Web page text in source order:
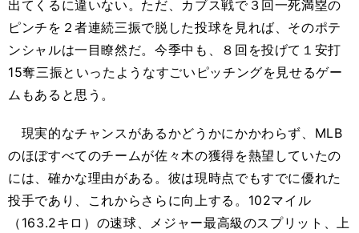
出てくるに違いない。ただ、カブス戦で３回一死満塁の
ピンチを２者連続三振で脱した投球を見れば、そのポテ
ンシャルは一目瞭然だ。今季中も、８回を投げて１安打
15奪三振といったようなすごいピッチングを見せるゲー
ムもあると思う。
現実的なチャンスがあるかどうかにかかわらず、MLB
のほぼすべてのチームが佐々木の獲得を熱望していたの
には、確かな理由がある。彼は現時点でもすでに優れた
投手であり、これからさらに向上する。102マイル
（163.2キロ）の速球、メジャー最高級のスプリット、上